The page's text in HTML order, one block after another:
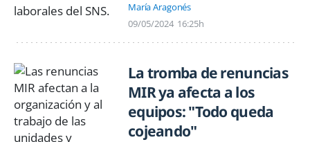
María Aragonés
09/05/2024 16:25h
La tromba de renuncias
MIR ya afecta a los
equipos: "Todo queda
cojeando"